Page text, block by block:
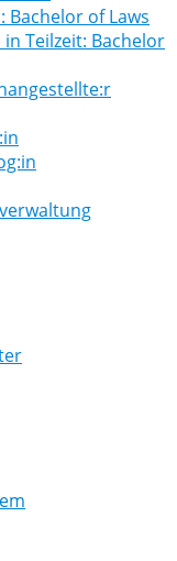
Bachelor of Laws
Teilzeit: Bachelor